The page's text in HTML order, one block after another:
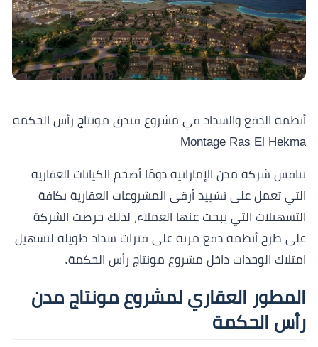
أنظمة الدفع والسداد في مشروع فندق مونتاج رأس الحكمة
Montage Ras El Hekma
تنافس شركة مدن الإماراتية دومًا أضخم الكيانات العقارية
التي تعمل على تشييد أرقى المشروعات العقارية بكافة
التسهيلات التي يبحث عنها العملاء، لذلك حرصت الشركة
على طرح أنظمة دفع مرنة على فترات سداد طويلة لتسهيل
امتلاك الوحدات داخل مشروع مونتاج رأس الحكمة.
المطور العقاري لمشروع مونتاج مدن
رأس الحكمة